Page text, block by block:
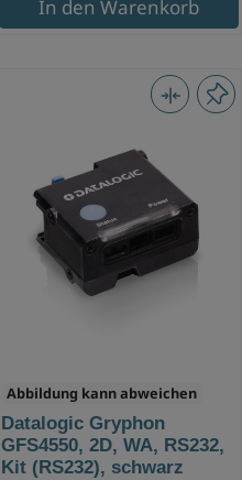
In den Warenkorb
Abbildung kann abweichen
Datalogic Gryphon
GFS4550, 2D, WA, RS232,
Kit (RS232), schwarz